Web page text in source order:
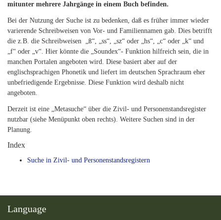
mitunter mehrere Jahrgänge in einem Buch befinden.
Bei der Nutzung der Suche ist zu bedenken, daß es früher immer wieder
varierende Schreibweisen von Vor- und Familiennamen gab. Dies betrifft
die z.B. die Schreibweisen „ß“, „ss“, „sz“ oder „hs“, „c“ oder „k“ und
„f“ oder „v“. Hier könnte die „Soundex“- Funktion hilfreich sein, die in
manchen Portalen angeboten wird. Diese basiert aber auf der
englischsprachigen Phonetik und liefert im deutschen Sprachraum eher
unbefriedigende Ergebnisse. Diese Funktion wird deshalb nicht
angeboten.
Derzeit ist eine „Metasuche“ über die Zivil- und Personenstandsregister
nutzbar (siehe Menüpunkt oben rechts). Weitere Suchen sind in der
Planung.
Index
Suche in Zivil- und Personenstandsregistern
Language